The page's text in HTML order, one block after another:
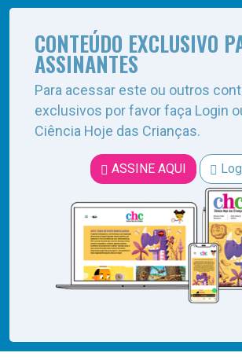
CONTEÚDO EXCLUSIVO
ASSINANTES
Para acessar este ou outros
exclusivos por favor faça Login
Ciência Hoje das Crianças.
ASSINE AQUI